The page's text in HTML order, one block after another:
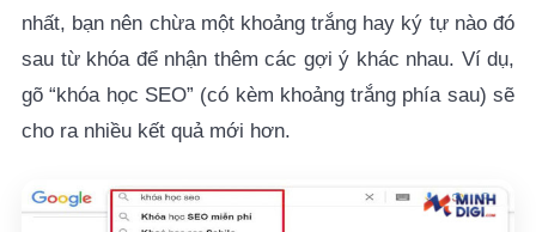
nhất, bạn nên chừa một khoảng trắng hay ký tự nào đó
sau từ khóa để nhận thêm các gợi ý khác nhau. Ví dụ,
gõ “khóa học SEO” (có kèm khoảng trắng phía sau) sẽ
cho ra nhiều kết quả mới hơn.